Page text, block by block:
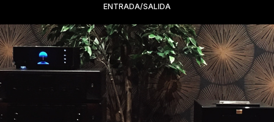
ENTRADA/SALIDA